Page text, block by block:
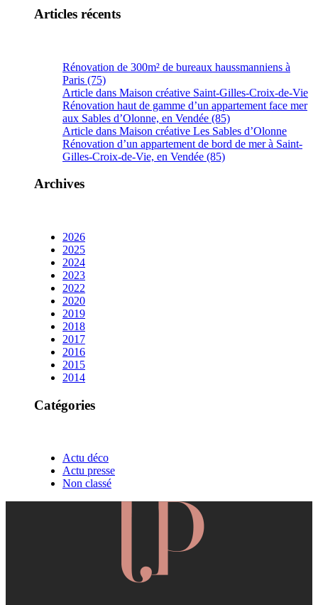
Articles récents
Rénovation de 300m² de bureaux haussmanniens à
Paris (75)
Article dans Maison créative Saint-Gilles-Croix-de-Vie
Rénovation haut de gamme d’un appartement face mer
aux Sables d’Olonne, en Vendée (85)
Article dans Maison créative Les Sables d’Olonne
Rénovation d’un appartement de bord de mer à Saint-
Gilles-Croix-de-Vie, en Vendée (85)
Archives
2026
2025
2024
2023
2022
2020
2019
2018
2017
2016
2015
2014
Catégories
Actu déco
Actu presse
Non classé